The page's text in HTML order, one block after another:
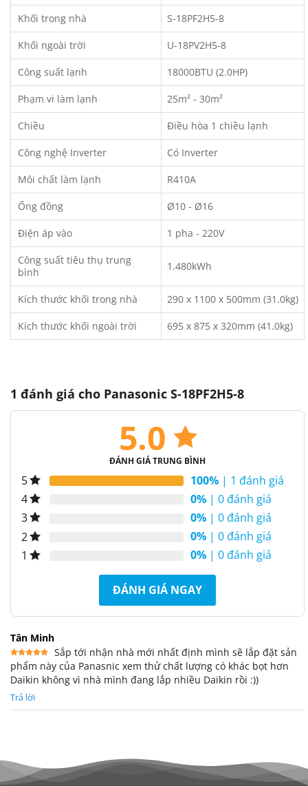
Khối trong nhà
S-18PF2H5-8
Khối ngoài trời U-18PV2H5-8
Công suất lạnh 18000BTU (2.0HP)
Phạm vi làm lạnh 25m² - 30m²
Chiều Điều hòa 1 chiều lạnh
Công nghệ Inverter Có Inverter
Môi chất làm lạnh R410A
Ống đồng Ø10 - Ø16
Điện áp vào 1 pha - 220V
Công suất tiêu thụ trung
bình
1.480kWh
Kích thước khối trong nhà 290 x 1100 x 500mm (31.0kg)
Kích thước khối ngoài trời 695 x 875 x 320mm (41.0kg)
1 đánh giá cho Panasonic S-18PF2H5-8
5.0
ĐÁNH GIÁ TRUNG BÌNH
5 100% | 1 đánh giá
4
0% | 0 đánh giá
3
0% | 0 đánh giá
2
0% | 0 đánh giá
1
0% | 0 đánh giá
ĐÁNH GIÁ NGAY
Tân Minh
Được xếp
hạng 5 5
sao
Sắp tới nhận nhà mới nhất định mình sẽ lắp đặt sản
phẩm này của Panasnic xem thử chất lượng có khác bọt hơn
Daikin không vì nhà mình đang lắp nhiều Daikin rồi :))
Trả lời